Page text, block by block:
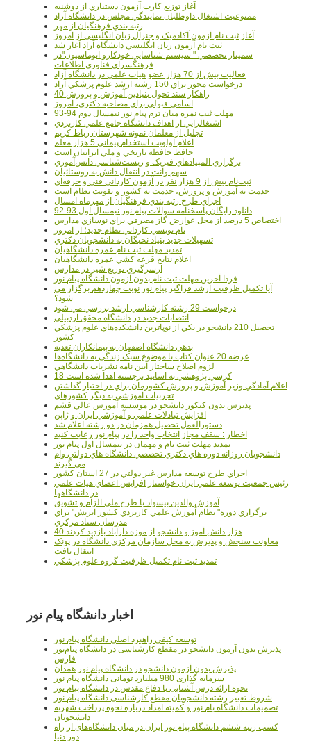
آغاز توزيع کارت آزمون دستياري از دوشنبه
ممنوعيت اشتغال داوطلبان نمايندگي مجلس در دانشگاه آزاد
رتبه بندي فرهنگيان از مهر
آغاز ثبت نام آزمون آکادميک و جنرال زبان انگليسي از امروز
ثبت نام آزمون زبان انگليسي دانشگاه آزاد آغاز شد
سمينار تخصصي " سيستم شناسايي خودکارو اتوماسيون"در
فرهنگسراي فناوري اطلاعات
فعاليت بيش از 70 هزار عضو هيات علمي در دانشگاه آزاد
درخواست مجوز براي 150 رشته ارشد علوم پزشکي آزاد
40 راهکار سند تحول بنيادين آموزش و پرورش
اسامي قبولي براي مصاحبه دکتري، امروز
مهلت ثبت نمره میان ترم پیام نور نیمسال دوم 94-93
اشتغالزايي از اهداف دانشگاه جامع علمي کاربردي
تجليل از معلمان نمونه شهرستان رباط کريم
اعلام اولويت استخدام پيماني 5 هزار معلم
حافظ حافظه تاريخي و ملي ايرانيان است
برگزاري المپيادهاي فيزيک و زيست‌شناسي دانش‌آموزي
سهم وانت در انتقال دانش به روستائيان
ثبت‌نام بيش از 9 هزار نفر در آزمون کارداني فني و حرفه‌اي
خدمت به آموزش و پرورش، خدمت به کشور و تقويت نظام است
اجراي طرح رتبه بندي فرهنگيان از مهرماه امسال
دانلود رایگان پاسخنامه سوالات پیام نور نیمسال اول 93-92
اختصاص 5 درصد از محل عوارض گاز مصرفي براي نوسازي مدارس
نام نويسي کارداني نظام جديد؛ از امروز
تسهيلات جديد بنياد نخبگان به دانشجويان دکتري
تمديد مهلت ثبت نام عمره دانشگاهيان
اعلام نتايج قرعه کشي عمره دانشگاهيان
ازسرگيري توزيع شير در مدارس
فردا آخرین مهلت ثبت نام بدون آزمون دانشگاه پیام نور
آیا تکمیل ظرفیت ارشد فراگیر پیام نور نوبت چهاردهم برگزار می
شود؟
درخواست 29 رشته کارشناسي ارشد بررسي مي شود
انتصابات جديد در دانشگاه محقق اردبيلي
تحصيل 210 دانشجو در يکي از نوپاترين دانشکده‌هاي علوم پزشکي
کشور
بدهي دانشگاه اصفهان به پيمانکاران تغذيه
عرضه 20 عنوان کتاب با موضوع سبک زندگي به دانشگاه‌ها
لزوم اصلاح ساختار آيين نامه نشريات دانشگاهي
18 کرسي پژوهشي به اساتيد برجسته اهدا شده است
اعلام آمادگي وزير آموزش و پرورش کشورمان براي در اختيار گذاشتن
تجربيات آموزشي به ديگر کشورهاي
پذيرش بدون کنکور دانشجو در موسسه آموزش عالي قشم
افزايش تبادلات علمي و آموزشي ايران و ژاپن
دستورالعمل تحصیل همزمان در دو رشته اعلام شد
اخطار : سقف مجاز انتخاب واحد را در پیام نور رعایت کنید
تمدید مهلت ثبت نام و مهمان در نیمسال اول پیام نور
دانشجويان روزانه دوره هاي دكتري تخصصي دانشگاه هاي دولتي وام
مي گيرند
اجراي طرح توسعه مدارس غير دولتي در 27 استان کشور
رئيس جمعيت توسعه علمي ايران خواستار افزايش اعضاي هيات علمي
در دانشگاهها
آموزش والدين بيسواد با طرح ملي الزام و تشويق
برگزاري دوره" نظام آموزش علمي كاربردي كشور اتريش" براي
مدرسان ستاد مرکزي
40 هزار دانش آموز و دانشجو از موزه دارآباد بازديد کردند
معاونت سنجش و پذيرش به محل سازمان مرکزي دانشگاه در پونک
انتقال يافت
تمديد ثبت نام تکميل ظرفيت گروه علوم پزشکي
اخبار دانشگاه پیام نور
توسعه کیفی راهبرد اصلی دانشگاه پیام نور
پذیرش بدون آزمون دانشجو در مقطع کارشناسی در دانشگاه پیام‌نور
فارس
پذیرش بدون آزمون دانشجو در دانشگاه پیام نور همدان
سرمایه گذاری 980 میلیارد تومانی دانشگاه پیام نور
نحوه ارائه درس آشنایی با دفاع مقدس در دانشگاه پیام نور
شروط تغییر رشته دانشجویان مقطع کارشناسی دانشگاه پیام نور
تصمیمات دانشگاه یام نور و کمیته امداد درباره نحوه پرداخت شهریه
دانشجویان
کسب رتبه ششم دانشگاه پیام نور ایران در میان دانشگاه‌های از راه
دور دنیا